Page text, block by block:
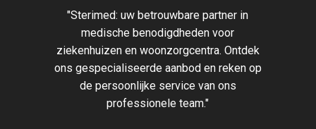
"Sterimed: uw betrouwbare partner in
medische benodigdheden voor
ziekenhuizen en woonzorgcentra. Ontdek
ons gespecialiseerde aanbod en reken op
de persoonlijke service van ons
professionele team."
Ons
team
in
beeld
Ons team